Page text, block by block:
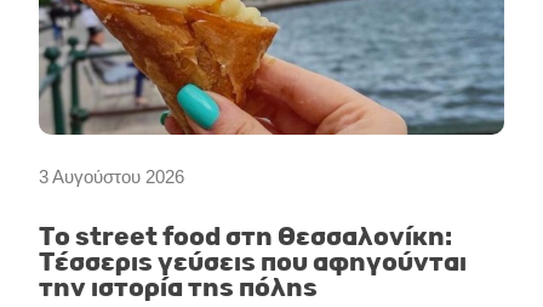
3 Αυγούστου 2026
Το street food στη Θεσσαλονίκη:
Τέσσερις γεύσεις που αφηγούνται
την ιστορία της πόλης